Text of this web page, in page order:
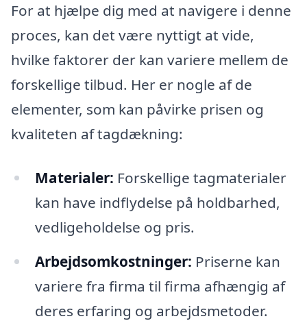
For at hjælpe dig med at navigere i denne
proces, kan det være nyttigt at vide,
hvilke faktorer der kan variere mellem de
forskellige tilbud. Her er nogle af de
elementer, som kan påvirke prisen og
kvaliteten af tagdækning:
Materialer: Forskellige tagmaterialer
kan have indflydelse på holdbarhed,
vedligeholdelse og pris.
Arbejdsomkostninger: Priserne kan
variere fra firma til firma afhængig af
deres erfaring og arbejdsmetoder.